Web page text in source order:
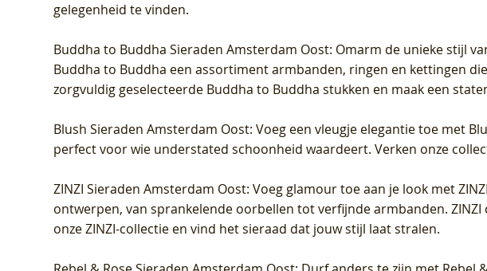
gelegenheid te vinden.
Buddha to Buddha Sieraden Amsterdam Oost: Omarm de unieke stijl
Buddha to Buddha een assortiment armbanden, ringen en kettingen
zorgvuldig geselecteerde Buddha to Buddha stukken en maak een
Blush Sieraden Amsterdam Oost: Voeg een vleugje elegantie toe met
perfect voor wie understated schoonheid waardeert. Verken onze
ZINZI Sieraden Amsterdam Oost: Voeg glamour toe aan je look met
ontwerpen, van sprankelende oorbellen tot verfijnde armbanden.
onze ZINZI-collectie en vind het sieraad dat jouw stijl laat stralen.